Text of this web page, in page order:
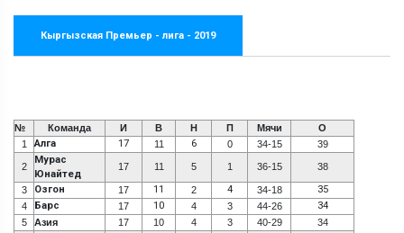
Кыргызская Премьер - лига - 2019
№ Команда И В Н П Мячи
О
1
Алга 17 11 6 0 34-15 39
2
Мурас
Юнайтед
17 11 5 1 36-15 38
3 Озгон 17 11 2 4 34-18 35
4 Барс 17 10 4 3 44-26 34
5 Азия 17 10 4 3 40-29
34